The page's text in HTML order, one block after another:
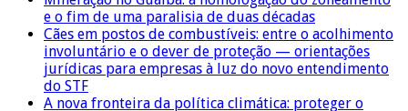
e o fim de uma paralisia de duas décadas
Cães em postos de combustíveis: entre o acolhimento
involuntário e o dever de proteção — orientações
jurídicas para empresas à luz do novo entendimento
do STF
A nova fronteira da política climática: proteger o